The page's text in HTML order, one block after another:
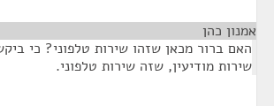
אמנון כהן
האם ברור מכאן שזהו שירות טלפוני? כי
שירות מודיעין, שזה שירות טלפוני.